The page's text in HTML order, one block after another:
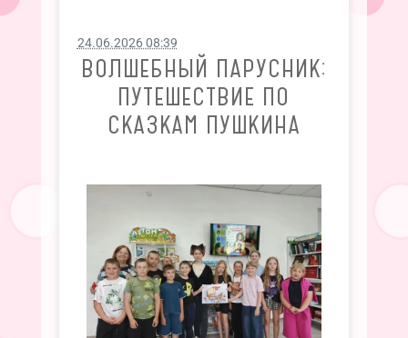
24.06.2026 08:39
ВОЛШЕБНЫЙ ПАРУСНИК:
ПУТЕШЕСТВИЕ ПО
СКАЗКАМ ПУШКИНА